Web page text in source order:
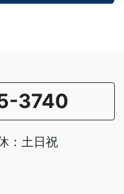
3740
：土日祝